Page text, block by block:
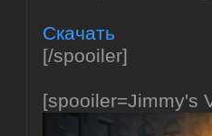
Скачать
[/spooiler]
[spooiler=Jimmy's